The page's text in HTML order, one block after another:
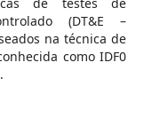
(DT&E –
na técnica de
como IDF0